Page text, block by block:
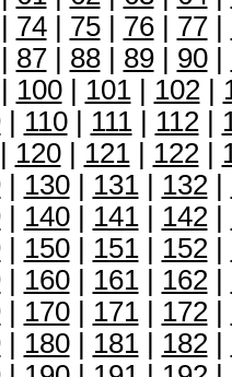
74| 75| 76| 77|
87| 88| 89| 90|
100| 101| 102|
| 110| 111| 112|
120| 121| 122|
| 130| 131| 132|
| 140| 141| 142|
| 150| 151| 152|
| 160| 161| 162|
| 170| 171| 172|
| 180| 181| 182|